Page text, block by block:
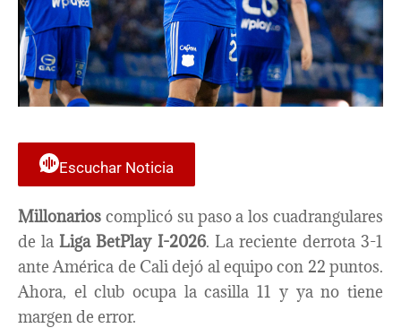
Escuchar Noticia
Millonarios complicó su paso a los cuadrangulares
de la Liga BetPlay I-2026. La reciente derrota 3-1
ante América de Cali dejó al equipo con 22 puntos.
Ahora, el club ocupa la casilla 11 y ya no tiene
margen de error.